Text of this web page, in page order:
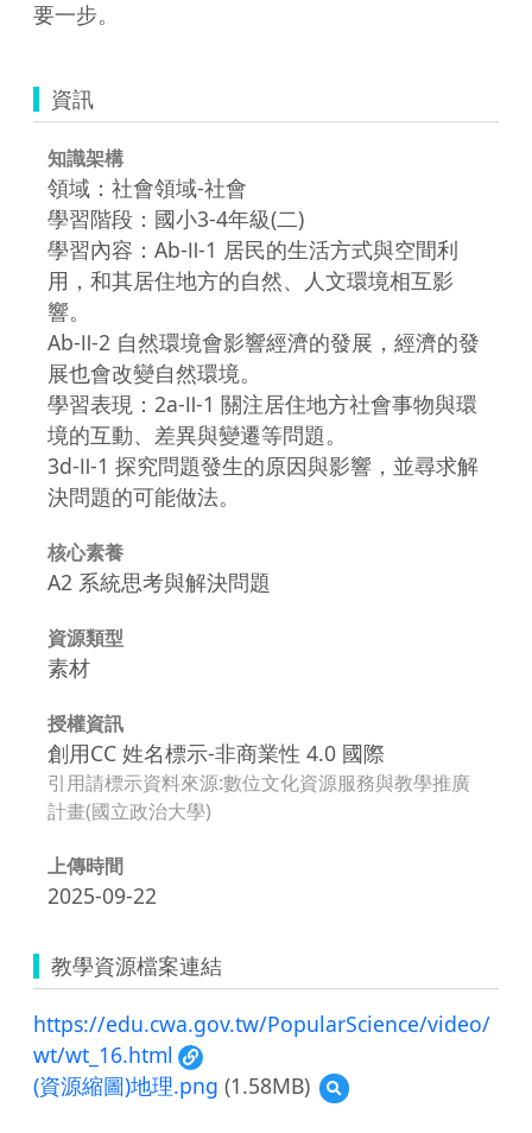
資訊
知識架構
領域：社會領域-社會
學習階段：國小3-4年級(二)
學習內容：Ab-Ⅱ-1 居民的生活方式與空間利
用，和其居住地方的自然、人文環境相互影
響。
Ab-Ⅱ-2 自然環境會影響經濟的發展，經濟的發
展也會改變自然環境。
學習表現：2a-Ⅱ-1 關注居住地方社會事物與環
境的互動、差異與變遷等問題。
3d-Ⅱ-1 探究問題發生的原因與影響，並尋求解
決問題的可能做法。
核心素養
A2 系統思考與解決問題
資源類型
素材
授權資訊
創用CC 姓名標示-非商業性 4.0 國際
引用請標示資料來源:數位文化資源服務與教學推廣
計畫(國立政治大學)
上傳時間
2025-09-22
教學資源檔案連結
https://edu.cwa.gov.tw/PopularScience/video/
wt/wt_16.html
(資源縮圖)地理.png (1.58MB)
預
覽